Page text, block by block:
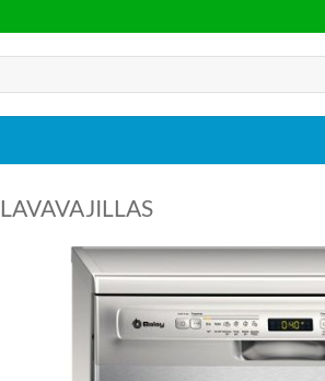
LAVAVAJILLAS